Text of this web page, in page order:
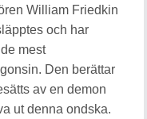
William Friedkin
och har
mest
Den berättar
av en demon
ut denna ondska.